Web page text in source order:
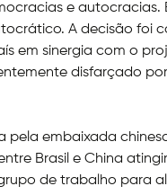
e autocracias.
A decisão foi
em sinergia com o
disfarçado
pela embaixada
Brasil e China
de trabalho para